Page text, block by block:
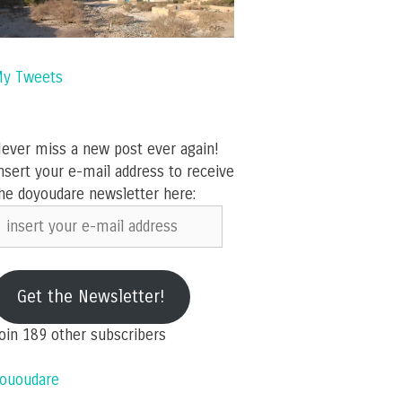
Tweets
miss a new post ever again!
your e-mail address to receive
doyoudare newsletter here:
insert
your
Get the Newsletter!
189 other subscribers